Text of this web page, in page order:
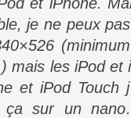
je ne peux
mais les iPod et
et iPod Touch
ça sur un